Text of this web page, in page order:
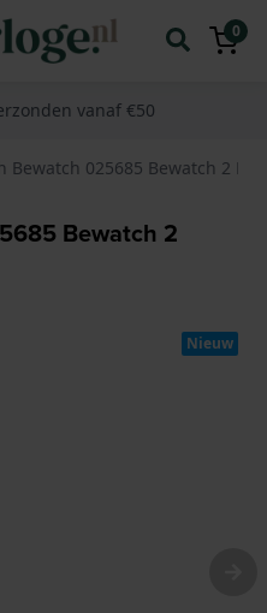
0
vanaf €50
Bewatch 025685 Bewatch 2
Bewatch 2
Nieuw